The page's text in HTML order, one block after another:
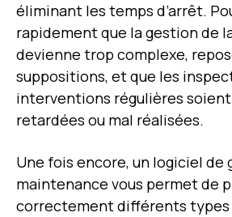
éliminant les temps d’arrêt.
rapidement que la gestion de
devienne trop complexe,
suppositions, et que les
interventions régulières
retardées ou mal réalisées.
Une fois encore, un logiciel de
maintenance vous permet de
correctement différents types